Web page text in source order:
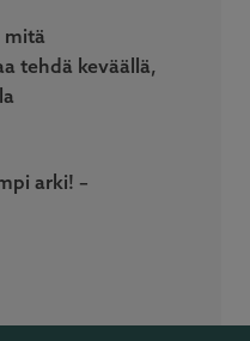
mitä
tehdä keväällä,
arki! –